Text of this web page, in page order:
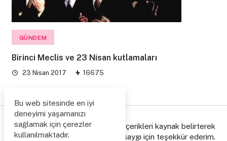
GÜNDEM
Birinci Meclis ve 23 Nisan kutlamaları
23 Nisan 2017 16675
© Copyright 2006/2026. Lütfen içerikleri kaynak belirterek
paylaşınız, emeğe gösterdiğiniz saygı için teşekkür ederim.
Bu web sitesinde en iyi
deneyimi yaşamanızı
sağlamak için çerezler
kullanılmaktadır.